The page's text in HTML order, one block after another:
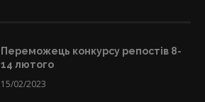
Переможець конкурсу репостів 8-
14 лютого
15/02/2023